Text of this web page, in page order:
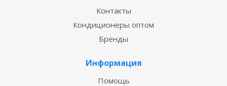
Контакты
Кондиционеры оптом
Бренды
Информация
Помощь